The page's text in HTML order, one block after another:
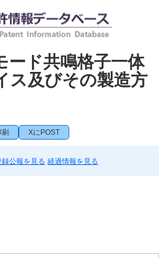
ード共鳴格子一体
ス及びその製造方
XにPOST
録公報を見る 経過情報を見る